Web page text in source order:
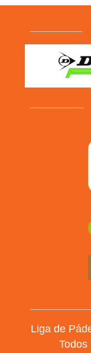
Liga de
Todos